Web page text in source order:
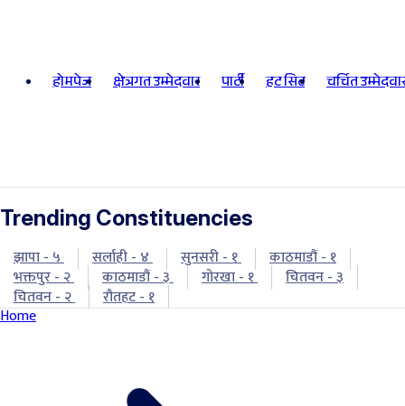
होमपेज क्षेत्रगत उम्मेदवार पार्टी हट सिट चर्चित
Trending Constituencies
झापा - ५ सर्लाही - ४ सुनसरी - १
काठमाडौं - १
भक्तपुर - २
काठमाडौं - ३ गोरखा - १
चितवन - ३
चितवन - २
रौतहट - १
Home